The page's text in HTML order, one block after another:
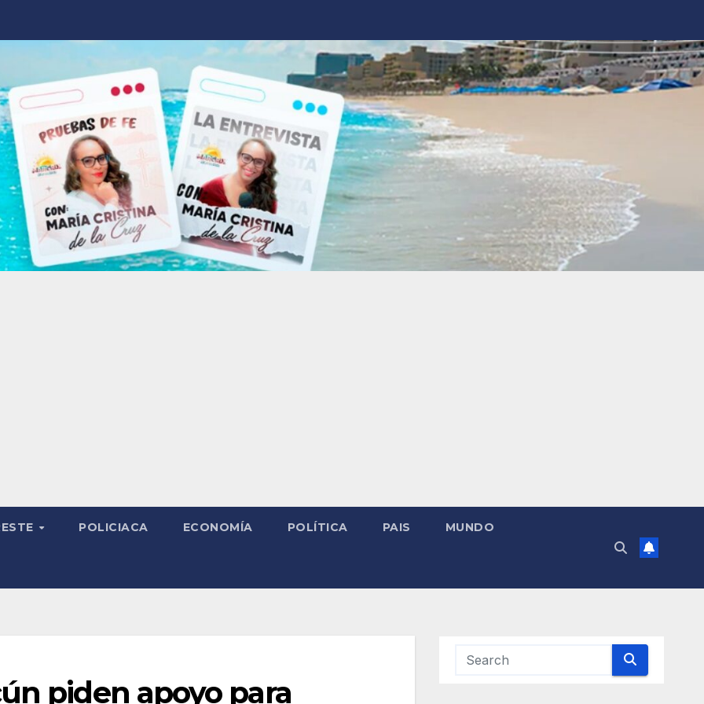
POLICIACA ECONOMÍA POLÍTICA PAIS MUNDO
piden apoyo para